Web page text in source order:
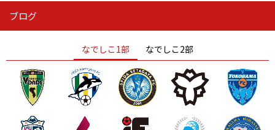
ニッパツ
ニッパツ 名古屋
石人の星
静岡 愛媛Ｌ
ブログ
なでしこ1部 なでしこ2部